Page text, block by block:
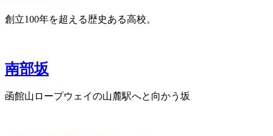
創立100年を超える歴史ある高校。
南部坂
函館山ロープウェイの山麓駅へと向かう坂